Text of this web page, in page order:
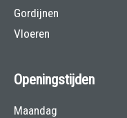
Gordijnen
Vloeren
Openingstijden
Maandag